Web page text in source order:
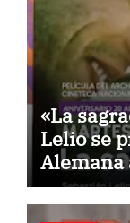
«La
Lelio se
Alemana
estreno